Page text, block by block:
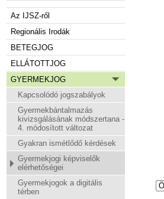
Az IJSZ-ről
Regionális Irodák
BETEGJOG
ELLÁTOTTJOG
GYERMEKJOG
Kapcsolódó jogszabályok
Gyermekbántalmazás
kivizsgálásának módszertana -
4. módosított változat
Gyakran ismétlődő kérdések
Gyermekjogi képviselők
elérhetőségei
Gyermekjogok a digitális
térben